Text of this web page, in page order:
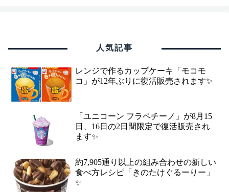
人気記事
レンジで作るカップケーキ「モコモ
コ」が12年ぶりに復活販売されます✨
「ユニコーン フラペチーノ」が8月15
日、16日の2日間限定で復活販売され
ます✨
約7,905通り以上の組み合わせの新しい
食べ方レシピ「きのたけぐるーりー」
✨